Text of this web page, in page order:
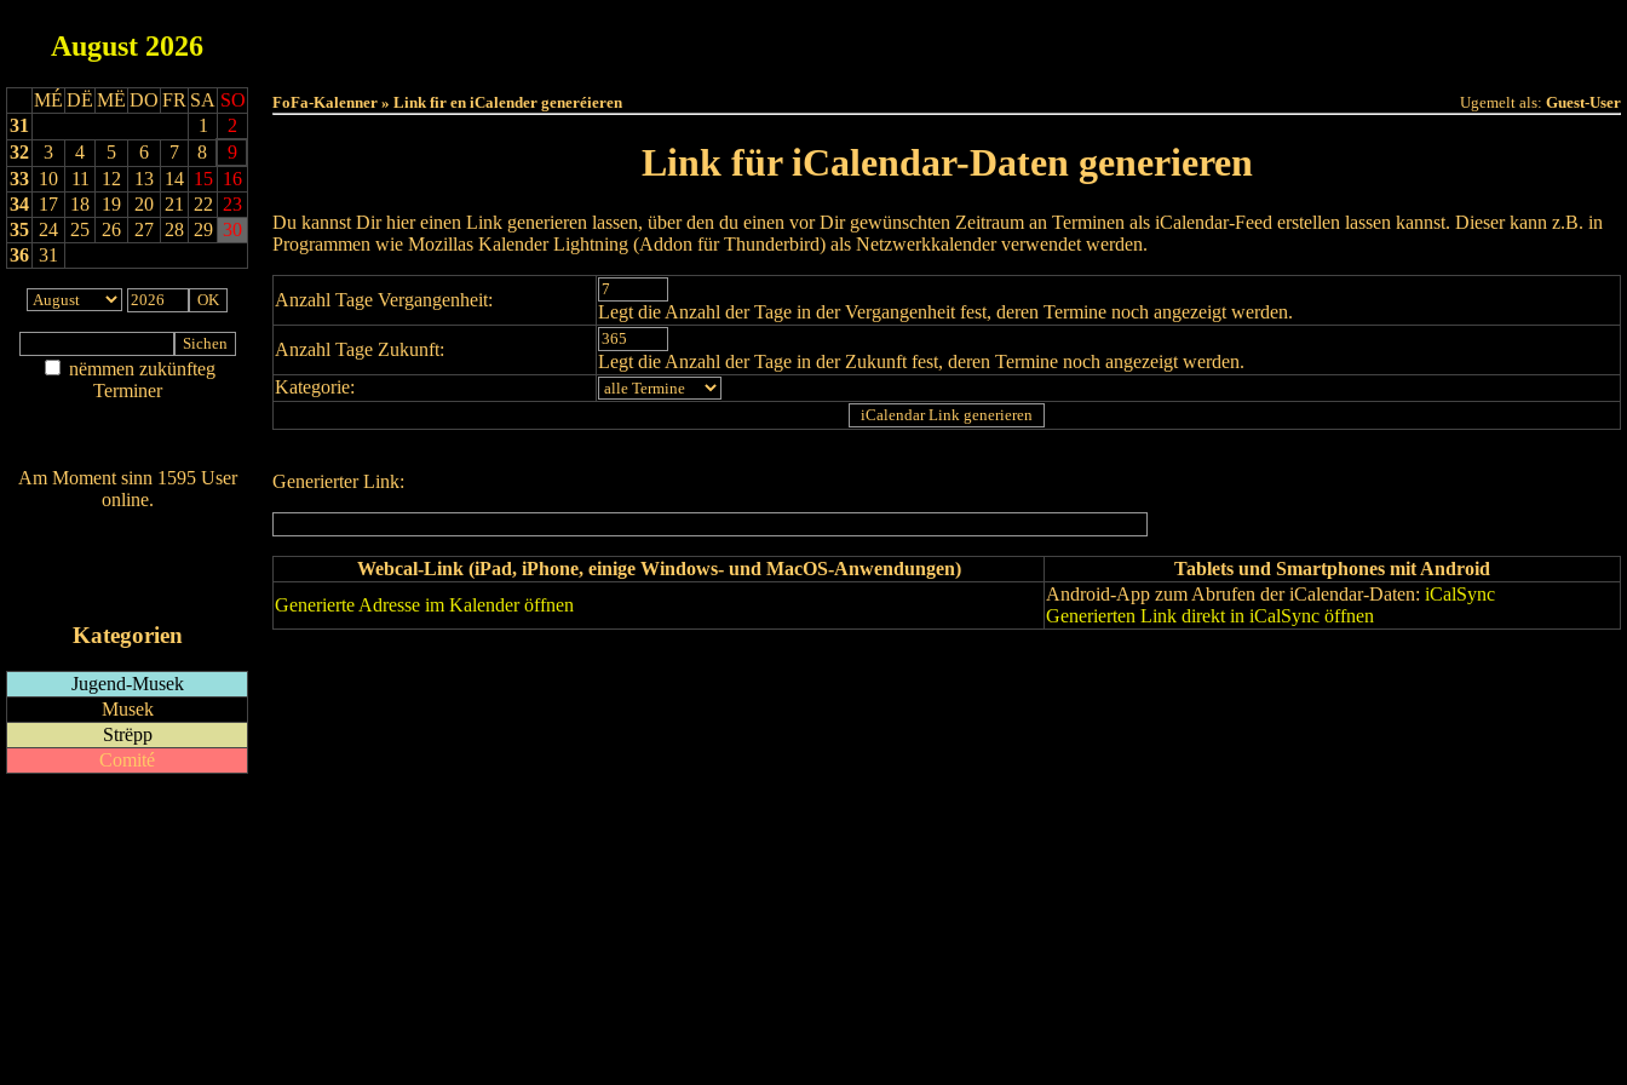
August 2026
MÉ DË MË DO FR SA SO
31
1
2
32
3 4 5 6 7 8
9
33 10 11 12 13 14 15 16
34 17 18 19 20 21 22 23
35 24 25 26 27 28 29 30
36 31
nëmmen zukünfteg
Terminer
Am Moment sinn 1595 User
online.
Kategorien
Jugend-Musek
Musek
Strëpp
Comité
FoFa-Kalenner » Link fir en iCalender generéieren Ugemelt als: Guest-User
Link für iCalendar-Daten generieren
Du kannst Dir hier einen Link generieren lassen, über den du einen vor Dir gewünschten Zeitraum an Terminen als iCalendar-Feed erstellen lassen kannst. Dieser kann z.B. in
Programmen wie Mozillas Kalender Lightning (Addon für Thunderbird) als Netzwerkkalender verwendet werden.
Anzahl Tage Vergangenheit:
Legt die Anzahl der Tage in der Vergangenheit fest, deren Termine noch angezeigt werden.
Anzahl Tage Zukunft:
Legt die Anzahl der Tage in der Zukunft fest, deren Termine noch angezeigt werden.
Kategorie:
Generierter Link:
Webcal-Link (iPad, iPhone, einige Windows- und MacOS-Anwendungen)
Tablets und Smartphones mit Android
Generierte Adresse im Kalender öffnen
Android-App zum Abrufen der iCalendar-Daten: iCalSync
Generierten Link direkt in iCalSync öffnen